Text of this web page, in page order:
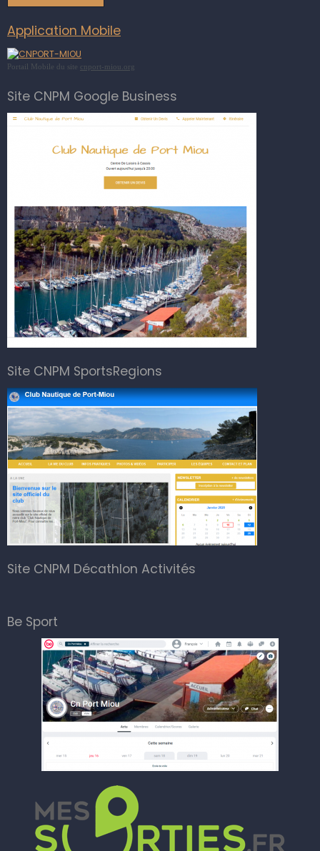
Application Mobile
Portail Mobile du site cnport-miou.org
Site CNPM Google Business
Site CNPM SportsRegions
Site CNPM Décathlon Activités
Be Sport